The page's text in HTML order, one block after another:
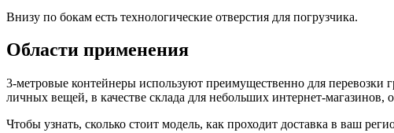
Внизу по бокам есть технологические отверстия для погрузчика.
Области применения
3-метровые контейнеры используют преимущественно для
личных вещей, в качестве склада для небольших интернет-
Чтобы узнать, сколько стоит модель, как проходит доставка в ваш